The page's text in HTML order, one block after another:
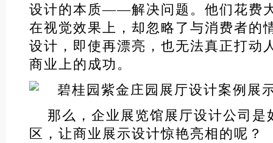
设计的本质——解决问题。他们花费
在视觉效果上，却忽略了与消费者的
设计，即使再漂亮，也无法真正打动
商业上的成功。
那么，企业展览馆展厅设计公司是
区，让商业展示设计惊艳亮相的呢？